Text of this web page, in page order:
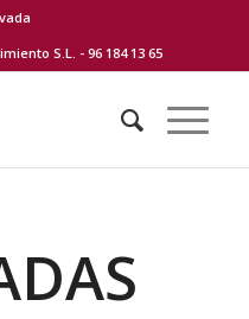
S.L. - 96 184 13 65